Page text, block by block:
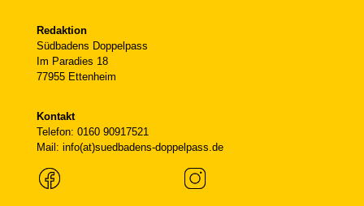
Redaktion
Südbadens Doppelpass
Im Paradies 18
77955 Ettenheim
Kontakt
Telefon: 0160 90917521
Mail: info(at)suedbadens-doppelpass.de